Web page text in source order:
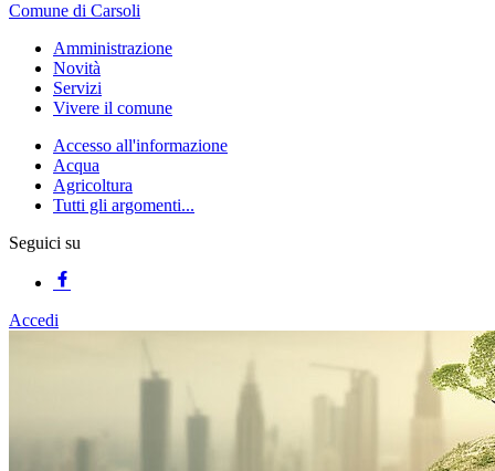
Comune di Carsoli
Amministrazione
Novità
Servizi
Vivere il comune
Accesso all'informazione
Acqua
Agricoltura
Tutti gli argomenti...
Seguici su
Accedi